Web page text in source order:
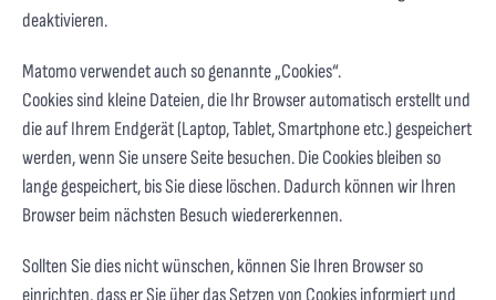
deaktivieren.
Matomo verwendet auch so genannte „Cookies“.
Cookies sind kleine Dateien, die Ihr Browser automatisch erstellt und
die auf Ihrem Endgerät (Laptop, Tablet, Smartphone etc.) gespeichert
werden, wenn Sie unsere Seite besuchen. Die Cookies bleiben so
lange gespeichert, bis Sie diese löschen. Dadurch können wir Ihren
Browser beim nächsten Besuch wiedererkennen.
Sollten Sie dies nicht wünschen, können Sie Ihren Browser so
einrichten, dass er Sie über das Setzen von Cookies informiert und